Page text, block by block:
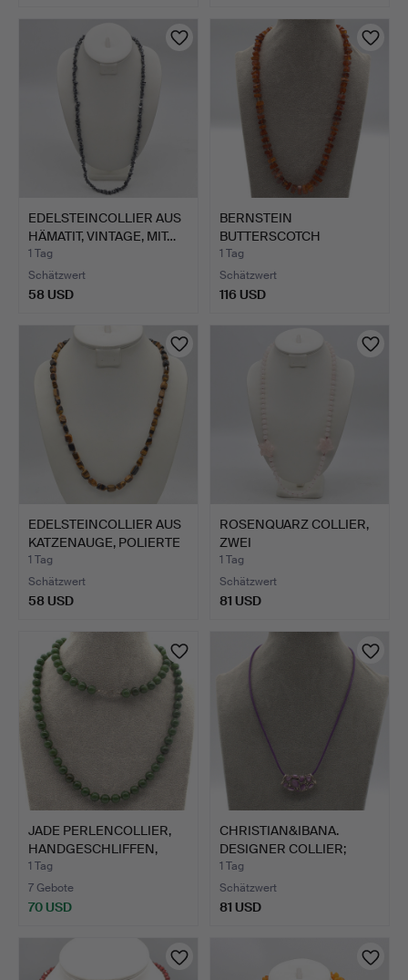
EDELSTEINCOLLIER AUS
HÄMATIT, VINTAGE, MIT…
1 Tag
Schätzwert
58 USD
BERNSTEIN
BUTTERSCOTCH
COLLIER, EINZELN GE…
1 Tag
Schätzwert
116 USD
EDELSTEINCOLLIER AUS
KATZENAUGE, POLIERTE
…
1 Tag
Schätzwert
58 USD
ROSENQUARZ COLLIER,
ZWEI
HANDGESCHNITZTE B…
1 Tag
Schätzwert
81 USD
JADE PERLENCOLLIER,
HANDGESCHLIFFEN,
STERL…
1 Tag
7 Gebote
70 USD
CHRISTIAN&IBANA.
DESIGNER COLLIER;
SCHMUCK…
1 Tag
Schätzwert
81 USD